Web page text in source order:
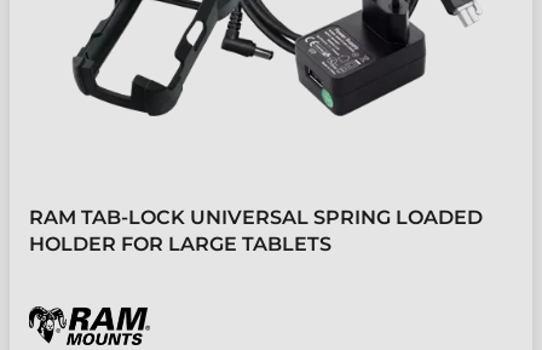
RAM TAB-LOCK UNIVERSAL SPRING LOADED
HOLDER FOR LARGE TABLETS